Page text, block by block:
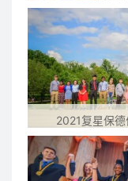
2021复星保